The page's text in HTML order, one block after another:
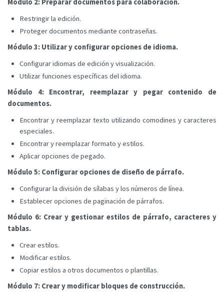
Módulo 2: Preparar documentos para colaboración.
Restringir la edición.
Proteger documentos mediante contraseñas.
Módulo 3: Utilizar y configurar opciones de idioma.
Configurar idiomas de edición y visualización.
Utilizar funciones específicas del idioma.
Módulo 4: Encontrar, reemplazar y pegar contenido de
documentos.
Encontrar y reemplazar texto utilizando comodines y caracteres
especiales.
Encontrar y reemplazar formato y estilos.
Aplicar opciones de pegado.
Módulo 5: Configurar opciones de diseño de párrafo.
Configurar la división de sílabas y los números de línea.
Establecer opciones de paginación de párrafos.
Módulo 6: Crear y gestionar estilos de párrafo, caracteres y
tablas.
Crear estilos.
Modificar estilos.
Copiar estilos a otros documentos o plantillas.
Módulo 7: Crear y modificar bloques de construcción.